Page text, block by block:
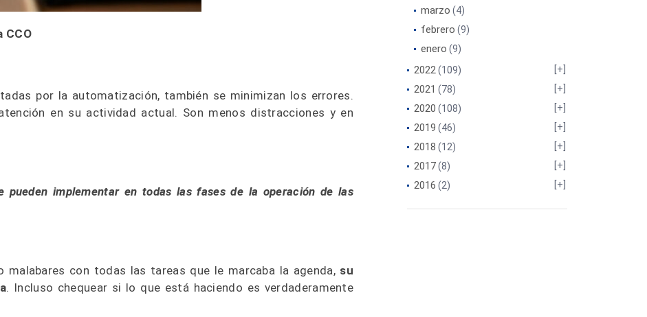
CCO
por la automatización, también se minimizan los errores.
en su actividad actual. Son menos distracciones y en
pueden implementar en todas las fases de la operación de las
con todas las tareas que le marcaba la agenda, su
. Incluso chequear si lo que está haciendo es verdaderamente
marzo (4)
febrero (9)
enero (9)
2022(109)
2021 (78)
2020 (108)
2019 (46)
2018 (12)
2017(8)
2016 (2)